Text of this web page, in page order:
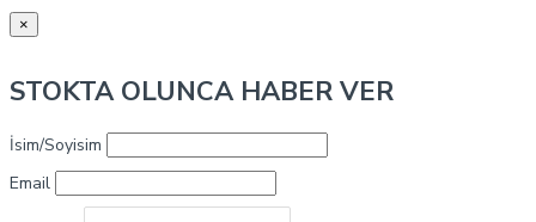
×
STOKTA OLUNCA HABER VER
İsim/Soyisim
Email